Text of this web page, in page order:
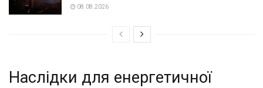
08.08.2026
Наслідки для енергетичної